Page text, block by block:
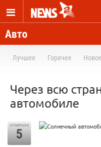
Авто
Лучшее Горячее Новое
Через всю
автомобиле
отметили
5